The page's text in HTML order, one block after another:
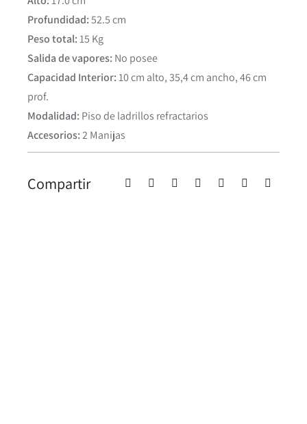
Profundidad:52.5 cm
Peso total:15 Kg
Salida de vapores: No posee
Capacidad Interior:10 cm alto, 35,4 cm ancho, 46 cm
prof.
Modalidad: Piso de ladrillos refractarios
Accesorios:2 Manijas
Compartir